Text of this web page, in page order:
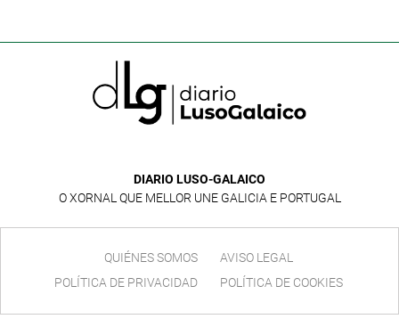
DIARIO LUSO-GALAICO
O XORNAL QUE MELLOR UNE GALICIA E PORTUGAL
QUIÉNES SOMOS
AVISO LEGAL
POLÍTICA DE PRIVACIDAD
POLÍTICA DE COOKIES